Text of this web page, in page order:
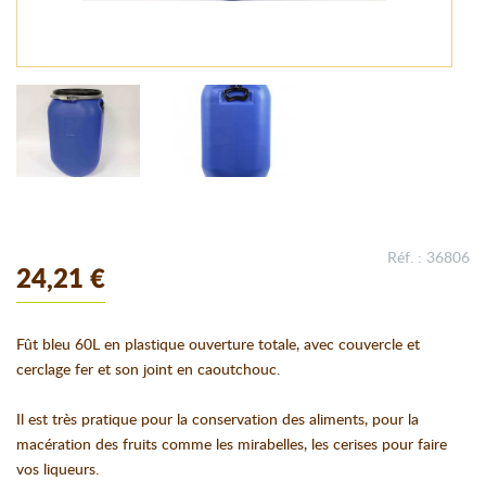
24,21 €
Réf. : 36806
Fût bleu 60L en plastique ouverture totale, avec couvercle et
cerclage fer et son joint en caoutchouc.
Il est très pratique pour la conservation des aliments, pour la
macération des fruits comme les mirabelles, les cerises pour faire
vos liqueurs.